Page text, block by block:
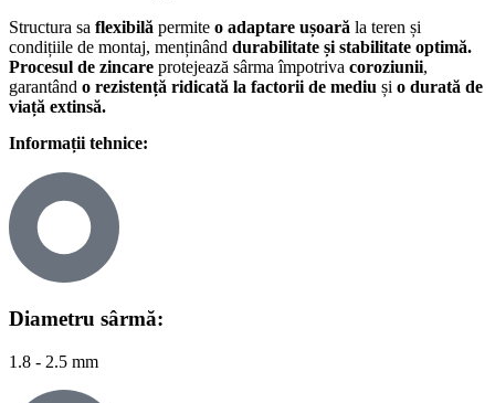
Structura sa flexibilă permite o adaptare ușoară la teren și
condițiile de montaj, menținând durabilitate și stabilitate optimă.
Procesul de zincare protejează sârma împotriva coroziunii,
garantând o rezistență ridicată la factorii de mediu și o durată de
viață extinsă.
Informații tehnice:
Diametru sârmă:
1.8 - 2.5 mm